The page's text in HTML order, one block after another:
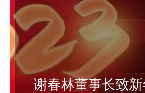
谢春林董事长致